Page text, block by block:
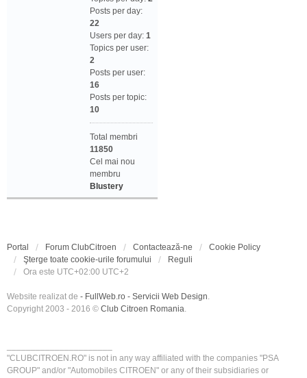
Posts per day:
22
Users per day: 1
Topics per user:
2
Posts per user:
16
Posts per topic:
10
Total membri
11850
Cel mai nou
membru
Blustery
Portal Forum ClubCitroen Contactează-ne
Cookie Policy
Şterge toate cookie-urile forumului
Reguli
Ora este UTC+02:00 UTC+2
Website realizat de - FullWeb.ro - Servicii Web Design.
Copyright 2003 - 2016 © Club Citroen Romania.
"CLUBCITROEN.RO" is not in any way affiliated with the companies "PSA
GROUP" and/or "Automobiles CITROEN" or any of their subsidiaries or